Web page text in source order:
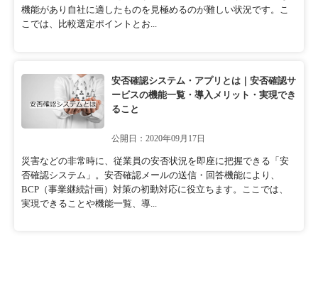
機能があり自社に適したものを見極めるのが難しい状況です。こ
こでは、比較選定ポイントとお...
安否確認システム・アプリとは｜安否確認サ
ービスの機能一覧・導入メリット・実現でき
ること
公開日：2020年09月17日
災害などの非常時に、従業員の安否状況を即座に把握できる「安
否確認システム」。安否確認メールの送信・回答機能により、
BCP（事業継続計画）対策の初動対応に役立ちます。ここでは、
実現できることや機能一覧、導...